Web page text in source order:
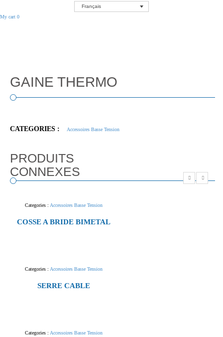
Français
My cart 0
GAINE THERMO
CATEGORIES : Accessoires Basse Tension
PRODUITS
CONNEXES
Categories : Accessoires Basse Tension
COSSE A BRIDE BIMETAL
Categories : Accessoires Basse Tension
SERRE CABLE
Categories : Accessoires Basse Tension